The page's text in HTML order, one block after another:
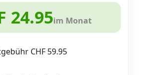
24.95im Monat
CHF 59.95